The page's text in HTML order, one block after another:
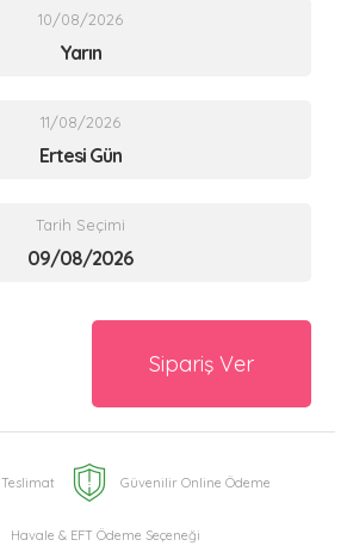
10/08/2026
Yarın
11/08/2026
Ertesi Gün
Tarih Seçimi
Sipariş Ver
Güvenilir Online Ödeme
Havale & EFT Ödeme Seçeneği